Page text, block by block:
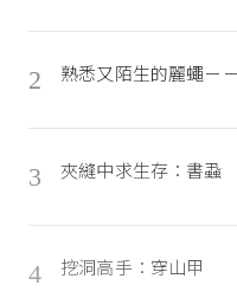
2 熟悉又陌生的麗蠅－
3 夾縫中求生存：書蝨
4 挖洞高手：穿山甲